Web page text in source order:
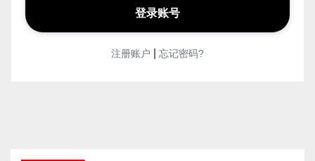
注册账户 忘记密码?